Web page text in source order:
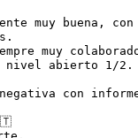
muy
muy
y nivel abierto 1/
negativa con